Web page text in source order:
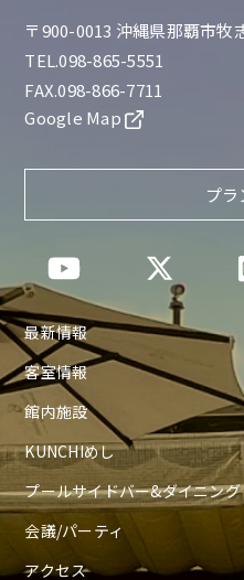
〒900-0013 沖縄県那覇市牧
TEL.098-865-5551
FAX.098-866-7711
Google Map
プ
最新情報
客室情報
館内施設
KUNCHIめし
プールサイドバー&ダイニング
会議/パーティ
アクセス